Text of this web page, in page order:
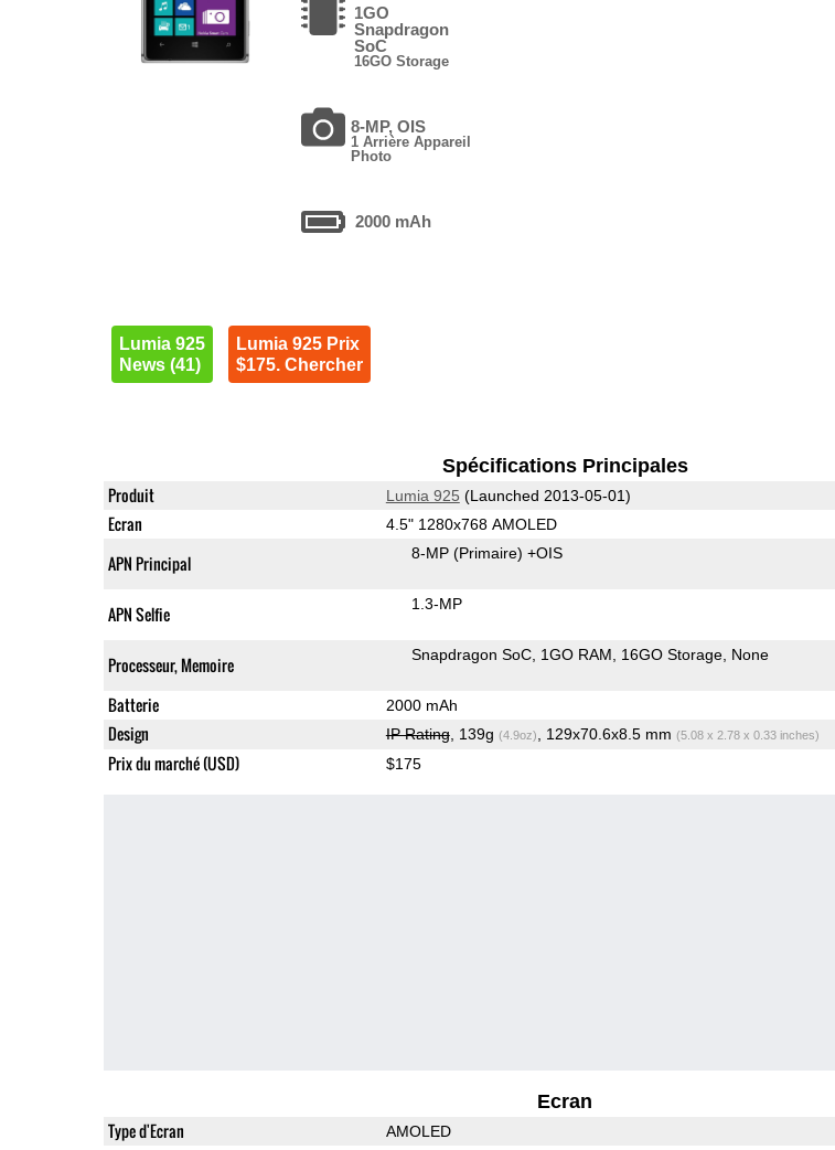
1GO
Snapdragon
SoC
16GO Storage
8-MP, OIS
1 Arrière Appareil
Photo
2000 mAh
Lumia 925
News (41)
Lumia 925 Prix
$175. Chercher
Spécifications Principales
Produit Lumia 925 (Launched 2013-05-01)
Ecran 4.5" 1280x768 AMOLED
APN Principal 8-MP (Primaire) +OIS
APN Selfie 1.3-MP
Processeur, Memoire Snapdragon SoC 1GO RAM 16GO Storage None
Batterie 2000 mAh
Design IP Rating, 139g (4.9oz) , 129x70.6x8.5 mm (5.08 x 2.78 x 0.33 inches)
Prix du marché (USD) $175
Ecran
Type d'Ecran AMOLED